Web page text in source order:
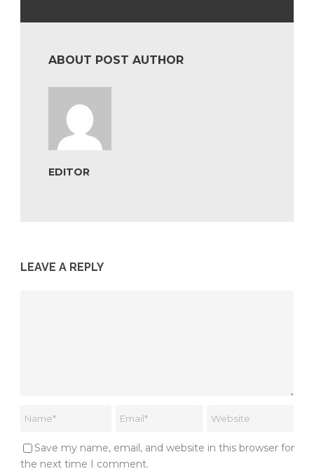
ABOUT POST AUTHOR
EDITOR
LEAVE A REPLY
Save my name, email, and website in this browser for
the next time I comment.